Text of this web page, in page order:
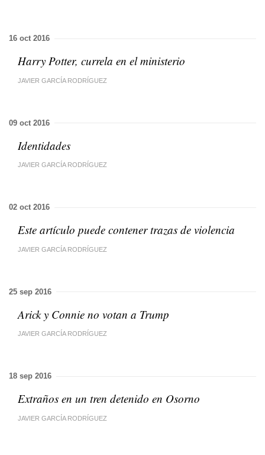
16 oct 2016
Harry Potter, currela en el ministerio
JAVIER GARCÍA RODRÍGUEZ
09 oct 2016
Identidades
JAVIER GARCÍA RODRÍGUEZ
02 oct 2016
Este artículo puede contener trazas de violencia
JAVIER GARCÍA RODRÍGUEZ
25 sep 2016
Arick y Connie no votan a Trump
JAVIER GARCÍA RODRÍGUEZ
18 sep 2016
Extraños en un tren detenido en Osorno
JAVIER GARCÍA RODRÍGUEZ